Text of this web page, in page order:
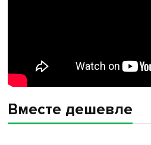
Вместе дешевле